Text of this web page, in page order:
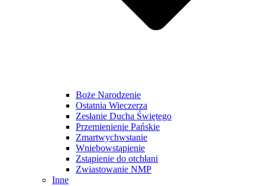
Boże Narodzenie
Ostatnia Wieczerza
Zesłanie Ducha Świętego
Przemienienie Pańskie
Zmartwychwstanie
Wniebowstąpienie
Zstąpienie do otchłani
Zwiastowanie NMP
Inne